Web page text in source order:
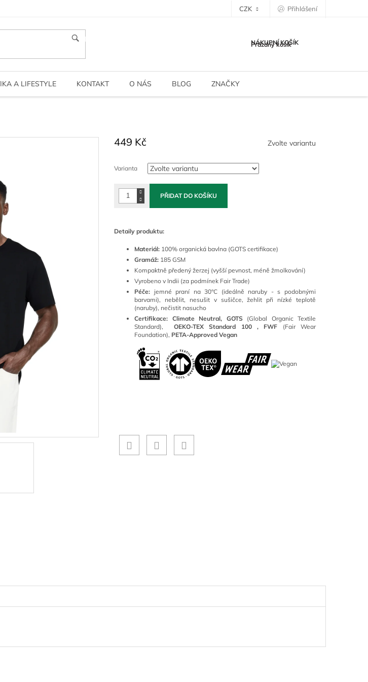
CZK Přihlášení
HLEDAT NÁKUPNÍ KOŠÍK
Prázdný košík
A LIFESTYLE KONTAKT O NÁS BLOG ZNAČKY
449 Kč
cena:
Zvolte variantu
Varianta
PŘIDAT DO KOŠÍKU
Detaily produktu:
Materiál: 100% organická bavlna (GOTS certifikace)
Gramáž: 185 GSM
Kompaktně předený žerzej (vyšší pevnost, méně žmolkování)
Vyrobeno v Indii (za podmínek Fair Trade)
Péče: jemné praní na 30°C (ideálně naruby - s podobnými
barvami), nebělit, nesušit v sušičce, žehlit při nízké teplotě
(naruby), nečistit nasucho
Certifikace: Climate Neutral, GOTS(Global Organic Textile
Standard),
OEKO-TEX Standard 100 , FWF (Fair Wear
Foundation), PETA-Approved Vegan